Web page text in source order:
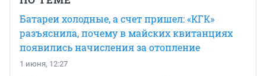
Батареи холодные, а счет пришел: «КГК»
разъяснила, почему в майских квитанциях
появились начисления за отопление
1 июня, 12:27